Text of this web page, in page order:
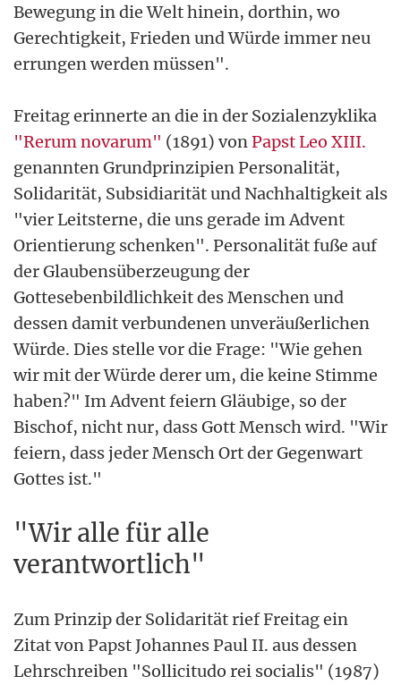
Bewegung in die Welt hinein, dorthin, wo
Gerechtigkeit, Frieden und Würde immer neu
errungen werden müssen".
Freitag erinnerte an die in der Sozialenzyklika
"Rerum novarum" (1891) vonPapst Leo XIII.
genannten Grundprinzipien Personalität,
Solidarität, Subsidiarität und Nachhaltigkeit als
"vier Leitsterne, die uns gerade im Advent
Orientierung schenken". Personalität fuße auf
der Glaubensüberzeugung der
Gottesebenbildlichkeit des Menschen und
dessen damit verbundenen unveräußerlichen
Würde. Dies stelle vor die Frage: "Wie gehen
wir mit der Würde derer um, die keine Stimme
haben?" Im Advent feiern Gläubige, so der
Bischof, nicht nur, dass Gott Mensch wird. "Wir
feiern, dass jeder Mensch Ort der Gegenwart
Gottes ist."
"Wir alle für alle
verantwortlich"
Zum Prinzip der Solidarität rief Freitag ein
Zitat von Papst Johannes Paul II. aus dessen
Lehrschreiben "Sollicitudo rei socialis" (1987)